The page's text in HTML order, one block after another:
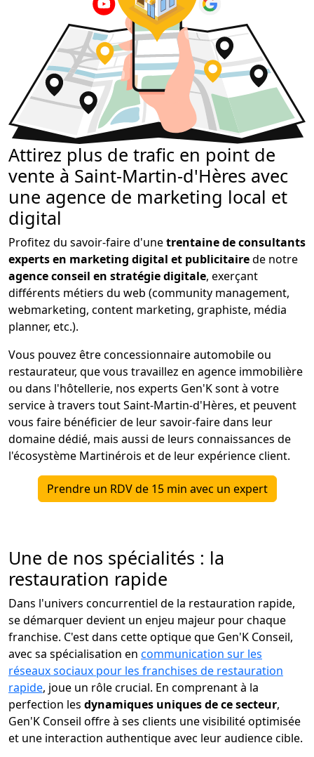
Attirez plus de trafic en point de
vente à Saint-Martin-d'Hères avec
une agence de marketing local et
digital
Profitez du savoir-faire d'unetrentaine de consultants
experts en marketing digital et publicitairede notre
agence conseil en stratégie digitale, exerçant
différents métiers du web (community management,
webmarketing, content marketing, graphiste, média
planner, etc.).
Vous pouvez être concessionnaire automobile ou
restaurateur, que vous travaillez en agence immobilière
ou dans l'hôtellerie, nos experts Gen'K sont à votre
service à travers tout Saint-Martin-d'Hères, et peuvent
vous faire bénéficier de leur savoir-faire dans leur
domaine dédié, mais aussi de leurs connaissances de
l'écosystème Martinérois et de leur expérience client.
Prendre un RDV de 15 min avec un expert
Une de nos spécialités : la
restauration rapide
Dans l'univers concurrentiel de la restauration rapide,
se démarquer devient un enjeu majeur pour chaque
franchise. C'est dans cette optique que Gen'K Conseil,
avec sa spécialisation en communication sur les
réseaux sociaux pour les franchises de restauration
rapide, joue un rôle crucial. En comprenant à la
perfection les dynamiques uniques de ce secteur,
Gen'K Conseil offre à ses clients une visibilité optimisée
et une interaction authentique avec leur audience cible.